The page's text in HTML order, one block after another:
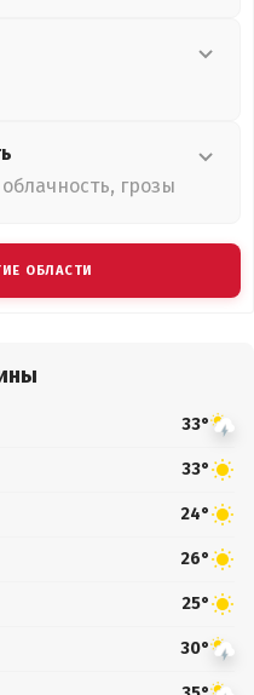
грозы
ОБЛАСТИ
33°
33°
24°
26°
25°
30°